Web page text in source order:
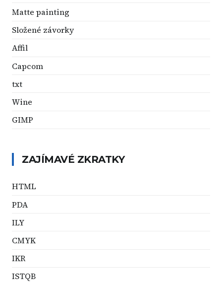
Matte painting
Složené závorky
Affil
Capcom
txt
Wine
GIMP
ZAJÍMAVÉ ZKRATKY
HTML
PDA
ILY
CMYK
IKR
ISTQB